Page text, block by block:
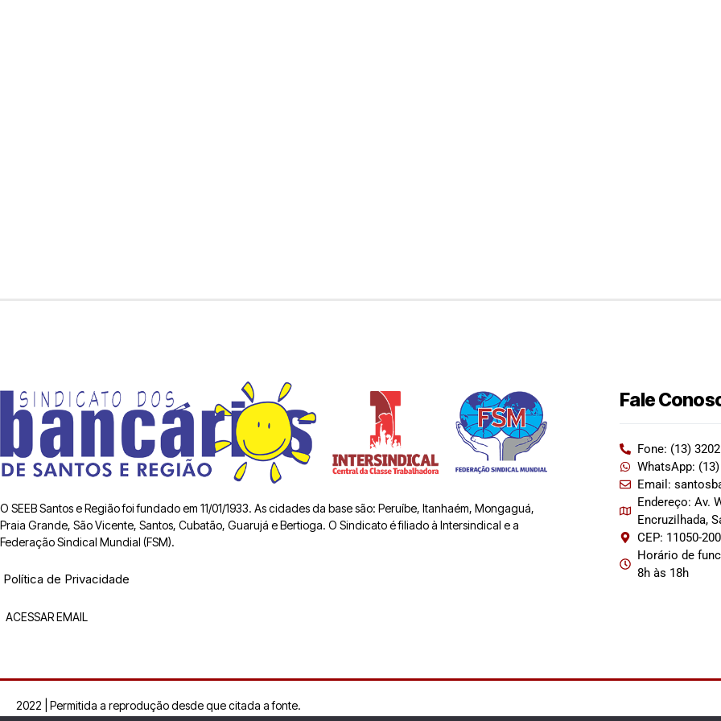
O SEEB Santos e Região foi fundado em 11/01/1933. As cidades da base são: Peruíbe, Itanhaém, Mongaguá,
Praia Grande, São Vicente, Santos, Cubatão, Guarujá e Bertioga. O Sindicato é filiado à Intersindical e a
Federação Sindical Mundial (FSM).
Política de Privacidade
ACESSAR EMAIL
Fale
Fone: (13)
WhatsApp:
Email:
Endereço: Av.
Encruzilhada,
CEP: 11050-200
Horário de
8h às 18h
2022 | Permitida a reprodução desde que citada a fonte.